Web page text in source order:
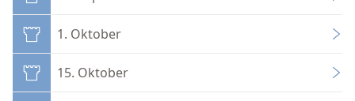
1. Oktober
15. Oktober